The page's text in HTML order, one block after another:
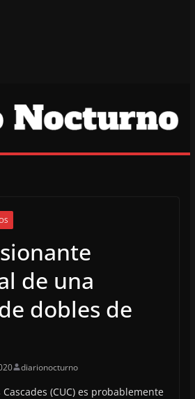
de una
dobles de
diarionocturno
(CUC) es probablemente